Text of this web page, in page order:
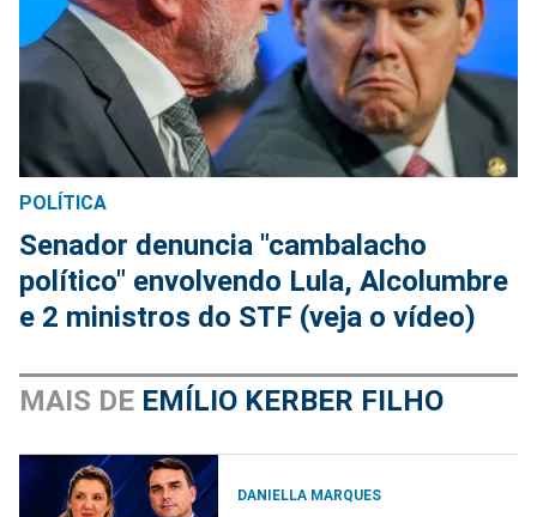
POLÍTICA
Senador denuncia "cambalacho
político" envolvendo Lula, Alcolumbre
e 2 ministros do STF (veja o vídeo)
MAIS DE EMÍLIO KERBER FILHO
DANIELLA MARQUES